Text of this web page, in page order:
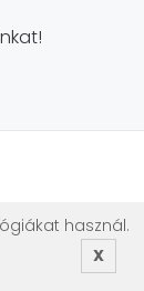
használ.
X